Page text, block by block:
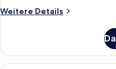
Weitere Details
Weitere
Doppelzimmer